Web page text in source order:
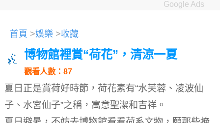
Google Ads
首頁 >娛樂 >收藏
博物館裡賞“荷花”，清涼一夏
觀看人數：87
夏日正是賞荷好時節，荷花素有“水芙蓉、凌波仙
子、水宮仙子”之稱，寓意聖潔和吉祥。